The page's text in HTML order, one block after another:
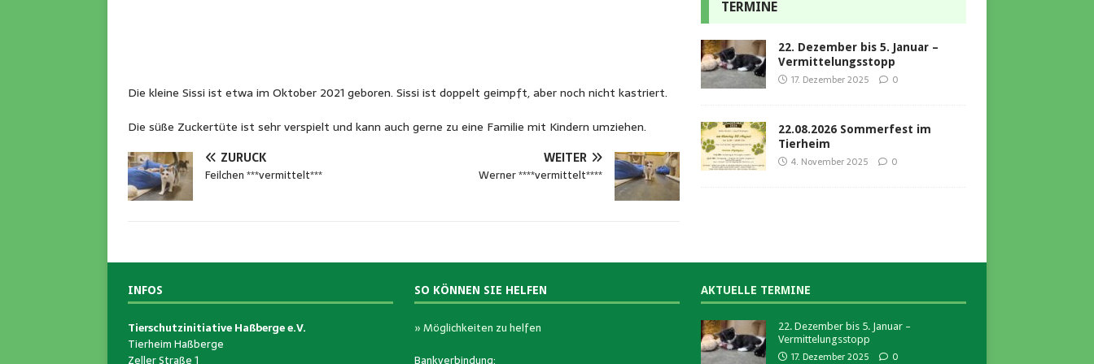
Die kleine Sissi ist etwa im Oktober 2021 geboren. Sissi ist doppelt geimpft, aber noch nicht kastriert.
Die süße Zuckertüte ist sehr verspielt und kann auch gerne zu eine Familie mit Kindern umziehen.
ZURÜCK
Feilchen ***vermittelt***
WEITER
Werner ****vermittelt****
TERMINE
22. Dezember bis 5. Januar –
Vermittelungsstopp
17. Dezember 2025 0
22.08.2026 Sommerfest im
Tierheim
4. November 2025 0
INFOS
Tierschutzinitiative Haßberge e.V.
Tierheim Haßberge
Zeller Straße 1
SO KÖNNEN SIE HELFEN
» Möglichkeiten zu helfen
Bankverbindung:
AKTUELLE TERMINE
22. Dezember bis 5. Januar –
Vermittelungsstopp
17. Dezember 2025 0